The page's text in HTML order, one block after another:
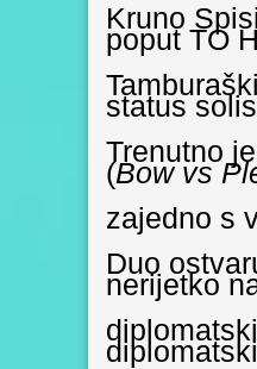
Kruno
poput TO
status
Trenutno
(Bow vs
zajedno s
Duo
nerijetko